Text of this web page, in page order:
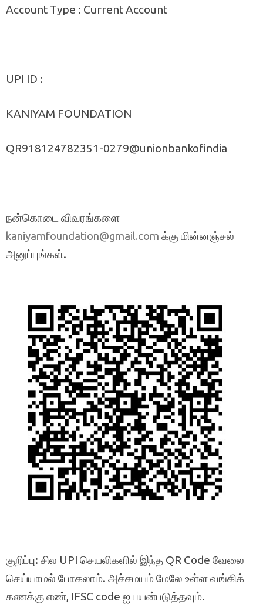
Account Type : Current Account
UPI ID :
KANIYAM FOUNDATION
QR918124782351-0279@unionbankofindia
நன்கொடை விவரங்களை
kaniyamfoundation@gmail.com க்கு மின்னஞ்சல்
அனுப்புங்கள்.
குறிப்பு: சில UPI செயலிகளில் இந்த QR Code வேலை
செய்யாமல் போகலாம். அச்சமயம் மேலே உள்ள வங்கிக்
கணக்கு எண், IFSC code ஐ பயன்படுத்தவும்.